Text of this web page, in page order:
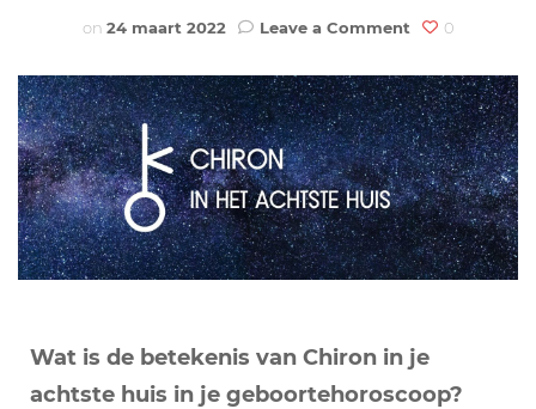
on 24 maart 2022 Leave a Commenton
achtste
huis:
wat
betekent
deze
plaatsing?
0
Wat is de betekenis van Chiron in je
achtste huis in je geboortehoroscoop?